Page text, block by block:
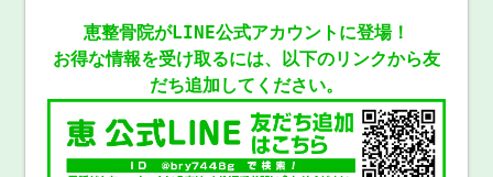
恵整骨院がLINE公式アカウントに登場！
お得な情報を受け取るには、以下のリンクから友
だち追加してください。